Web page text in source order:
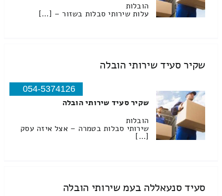
הובלות
עלות שירותי סבלות בשזור – […]
שקיר סעיד שירותי הובלה
054-5374126
שקיר סעיד שירותי הובלה
הובלות
שירותי סבלות בטמרה – אצל איזה עסק
[…]
סעיד סנעאללה בעמ שירותי הובלה